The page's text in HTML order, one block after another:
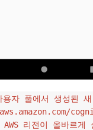
자 풀에서 생성된
리전이 올바르게